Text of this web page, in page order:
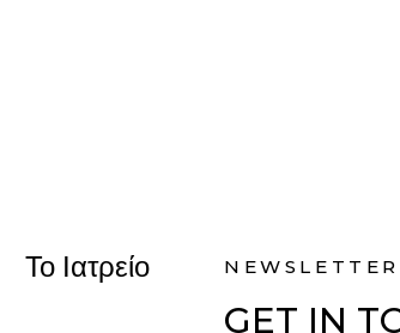
Το Ιατρείο NEWSLETTER
GET IN